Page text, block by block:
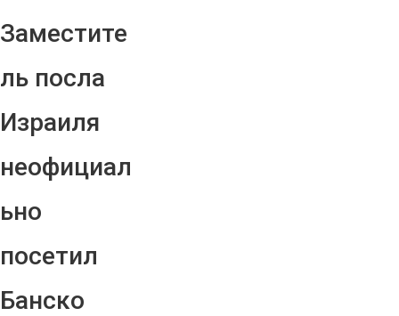
Заместите
ль посла
Израиля
неофициал
ьно
посетил
Банско